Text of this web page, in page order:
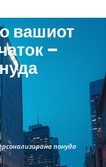
вашиот
–
понуда